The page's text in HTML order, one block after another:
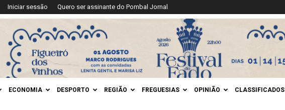
Iniciar sessão Quero ser assinante do Pombal Jornal
ECONOMIA DESPORTO REGIÃO FREGUESIAS OPINIÃO CLASSIFICADOS